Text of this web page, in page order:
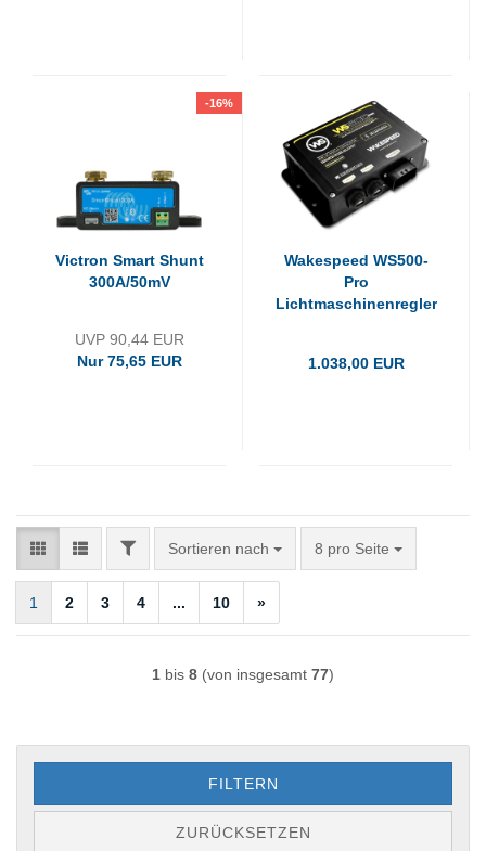
-16%
Victron Smart Shunt
300A/50mV
UVP 90,44 EUR
Nur 75,65 EUR
Wakespeed WS500-
Pro
Lichtmaschinenregler
1.038,00 EUR
FILTERSortieren nach
Sortieren nach 8 pro Seite
pro Seite
1 2 3 4 ... 10 »
1 bis 8 (von insgesamt 77)
FILTERN
ZURÜCKSETZEN